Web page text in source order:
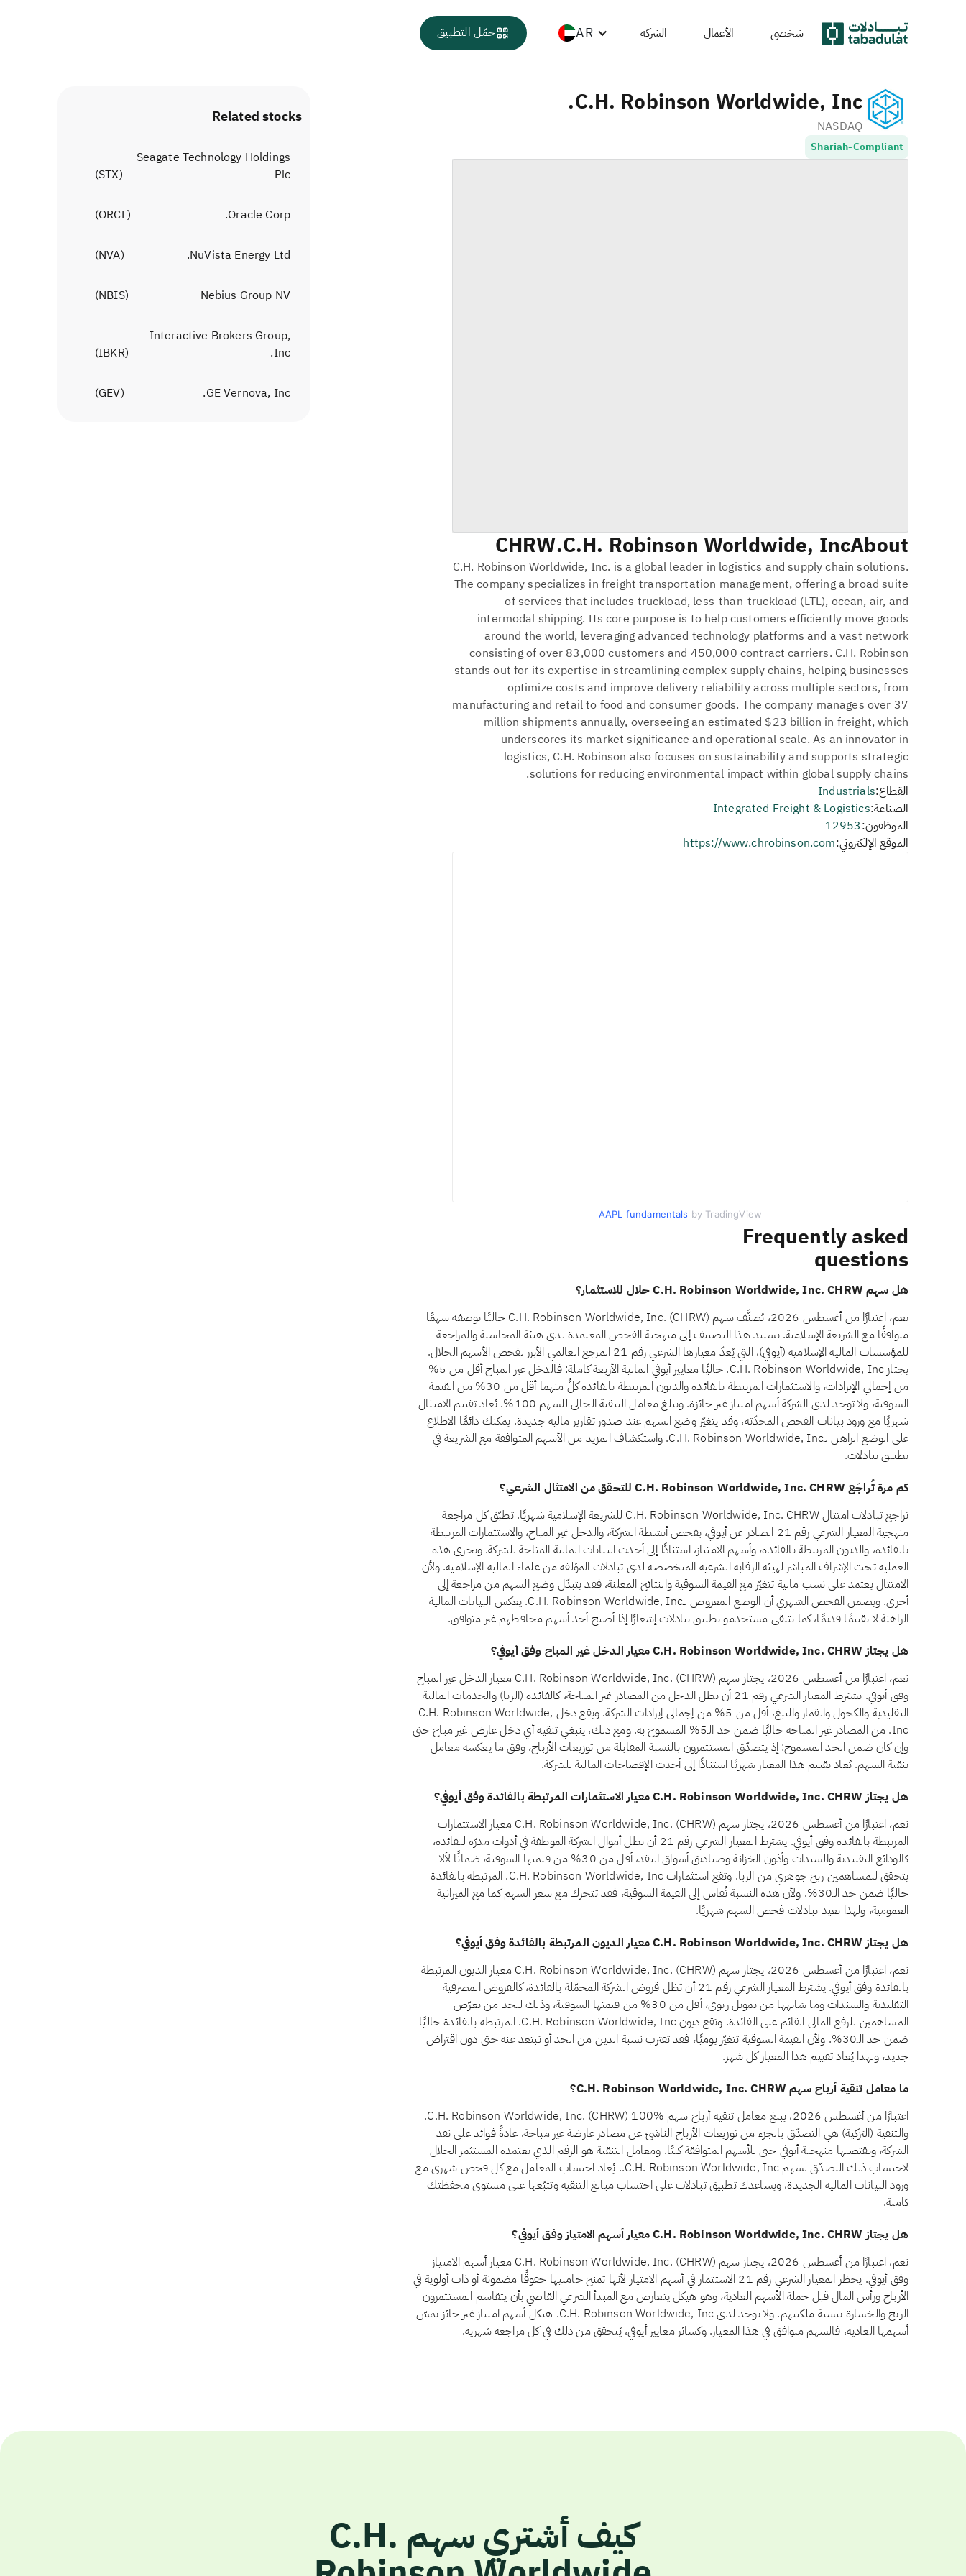
شخصي الأعمال الشركة AR حمّل التطبيق
C.H. Robinson Worldwide, Inc.
NASDAQ
Shariah-Compliant
About
C.H. Robinson Worldwide, Inc.
CHRW
C.H. Robinson Worldwide, Inc. is a global leader in logistics and supply chain solutions.
The company specializes in freight transportation management, offering a broad suite
of services that includes truckload, less-than-truckload (LTL), ocean, air, and
intermodal shipping. Its core purpose is to help customers efficiently move goods
around the world, leveraging advanced technology platforms and a vast network
consisting of over 83,000 customers and 450,000 contract carriers. C.H. Robinson
stands out for its expertise in streamlining complex supply chains, helping businesses
optimize costs and improve delivery reliability across multiple sectors, from
manufacturing and retail to food and consumer goods. The company manages over 37
million shipments annually, overseeing an estimated $23 billion in freight, which
underscores its market significance and operational scale. As an innovator in
logistics, C.H. Robinson also focuses on sustainability and supports strategic
solutions for reducing environmental impact within global supply chains.
القطاع:Industrials
الصناعة:Integrated Freight & Logistics
الموظفون:12953
الموقع الإلكتروني:https://www.chrobinson.com
AAPL fundamentals by TradingView
Frequently asked
questions
هل سهم C.H. Robinson Worldwide, Inc. CHRW حلال للاستثمار؟
نعم، اعتبارًا من أغسطس 2026، يُصنَّف سهم C.H. Robinson Worldwide, Inc. (CHRW) حاليًا بوصفه سهمًا
متوافقًا مع الشريعة الإسلامية. يستند هذا التصنيف إلى منهجية الفحص المعتمدة لدى هيئة المحاسبة والمراجعة
للمؤسسات المالية الإسلامية (أيوفي)، التي يُعدّ معيارها الشرعي رقم 21 المرجع العالمي الأبرز لفحص الأسهم الحلال.
يجتاز C.H. Robinson Worldwide, Inc. حاليًا معايير أيوفي المالية الأربعة كاملة: فالدخل غير المباح أقل من 5%
من إجمالي الإيرادات، والاستثمارات المرتبطة بالفائدة والديون المرتبطة بالفائدة كلٌّ منهما أقل من 30% من القيمة
السوقية، ولا توجد لدى الشركة أسهم امتياز غير جائزة. ويبلغ معامل التنقية الحالي للسهم 100%. يُعاد تقييم الامتثال
شهريًا مع ورود بيانات الفحص المحدّثة، وقد يتغيّر وضع السهم عند صدور تقارير مالية جديدة. يمكنك دائمًا الاطلاع
على الوضع الراهن لـC.H. Robinson Worldwide, Inc. واستكشاف المزيد من الأسهم المتوافقة مع الشريعة في
تطبيق تبادلات.
كم مرة تُراجَع C.H. Robinson Worldwide, Inc. CHRW للتحقق من الامتثال الشرعي؟
تراجع تبادلات امتثال C.H. Robinson Worldwide, Inc. CHRW للشريعة الإسلامية شهريًا. تطبّق كل مراجعة
منهجية المعيار الشرعي رقم 21 الصادر عن أيوفي، بفحص أنشطة الشركة، والدخل غير المباح، والاستثمارات المرتبطة
بالفائدة، والديون المرتبطة بالفائدة، وأسهم الامتياز، استنادًا إلى أحدث البيانات المالية المتاحة للشركة. وتجري هذه
العملية تحت الإشراف المباشر لهيئة الرقابة الشرعية المتخصصة لدى تبادلات المؤلفة من علماء المالية الإسلامية. ولأن
الامتثال يعتمد على نسب مالية تتغيّر مع القيمة السوقية والنتائج المعلنة، فقد يتبدّل وضع السهم من مراجعة إلى
أخرى. ويضمن الفحص الشهري أن الوضع المعروض لـC.H. Robinson Worldwide, Inc. يعكس البيانات المالية
الراهنة لا تقييمًا قديمًا، كما يتلقى مستخدمو تطبيق تبادلات إشعارًا إذا أصبح أحد أسهم محافظهم غير متوافق.
هل يجتاز C.H. Robinson Worldwide, Inc. CHRW معيار الدخل غير المباح وفق أيوفي؟
نعم، اعتبارًا من أغسطس 2026، يجتاز سهم C.H. Robinson Worldwide, Inc. (CHRW) معيار الدخل غير المباح
وفق أيوفي. يشترط المعيار الشرعي رقم 21 أن يظل الدخل من المصادر غير المباحة، كالفائدة (الربا) والخدمات المالية
التقليدية والكحول والقمار والتبغ، أقل من 5% من إجمالي إيرادات الشركة. ويقع دخل C.H. Robinson Worldwide,
Inc. من المصادر غير المباحة حاليًا ضمن حد الـ5% المسموح به. ومع ذلك، ينبغي تنقية أي دخل عارض غير مباح حتى
وإن كان ضمن الحد المسموح: إذ يتصدّق المستثمرون بالنسبة المقابلة من توزيعات الأرباح، وفق ما يعكسه معامل
تنقية السهم. يُعاد تقييم هذا المعيار شهريًا استنادًا إلى أحدث الإفصاحات المالية للشركة.
هل يجتاز C.H. Robinson Worldwide, Inc. CHRW معيار الاستثمارات المرتبطة بالفائدة وفق أيوفي؟
نعم، اعتبارًا من أغسطس 2026، يجتاز سهم C.H. Robinson Worldwide, Inc. (CHRW) معيار الاستثمارات
المرتبطة بالفائدة وفق أيوفي. يشترط المعيار الشرعي رقم 21 أن تظل أموال الشركة الموظفة في أدوات مدرّة للفائدة،
كالودائع التقليدية والسندات وأذون الخزانة وصناديق أسواق النقد، أقل من 30% من قيمتها السوقية، ضمانًا لألا
يتحقق للمساهمين ربح جوهري من الربا. وتقع استثمارات C.H. Robinson Worldwide, Inc. المرتبطة بالفائدة
حاليًا ضمن حد الـ30%. ولأن هذه النسبة تُقاس إلى القيمة السوقية، فقد تتحرك مع سعر السهم كما مع الميزانية
العمومية، ولهذا تعيد تبادلات فحص السهم شهريًا.
هل يجتاز C.H. Robinson Worldwide, Inc. CHRW معيار الديون المرتبطة بالفائدة وفق أيوفي؟
نعم، اعتبارًا من أغسطس 2026، يجتاز سهم C.H. Robinson Worldwide, Inc. (CHRW) معيار الديون المرتبطة
بالفائدة وفق أيوفي. يشترط المعيار الشرعي رقم 21 أن تظل قروض الشركة المحمّلة بالفائدة، كالقروض المصرفية
التقليدية والسندات وما شابهها من تمويل ربوي، أقل من 30% من قيمتها السوقية، وذلك للحد من تعرّض
المساهمين للرفع المالي القائم على الفائدة. وتقع ديون C.H. Robinson Worldwide, Inc. المرتبطة بالفائدة حاليًا
ضمن حد الـ30%. ولأن القيمة السوقية تتغيّر يوميًا، فقد تقترب نسبة الدين من الحد أو تبتعد عنه حتى دون اقتراض
جديد، ولهذا يُعاد تقييم هذا المعيار كل شهر.
ما معامل تنقية أرباح سهم C.H. Robinson Worldwide, Inc. CHRW؟
اعتبارًا من أغسطس 2026، يبلغ معامل تنقية أرباح سهم C.H. Robinson Worldwide, Inc. (CHRW) 100%.
والتنقية (التزكية) هي التصدّق بالجزء من توزيعات الأرباح الناشئ عن مصادر عارضة غير مباحة، عادةً فوائد على نقد
الشركة، وتقتضيها منهجية أيوفي حتى للأسهم المتوافقة كليًا. ومعامل التنقية هو الرقم الذي يعتمده المستثمر الحلال
لاحتساب ذلك التصدّق لسهم C.H. Robinson Worldwide, Inc.. يُعاد احتساب المعامل مع كل فحص شهري مع
ورود البيانات المالية الجديدة، ويساعدك تطبيق تبادلات على احتساب مبالغ التنقية وتتبّعها على مستوى محفظتك
كاملة.
هل يجتاز C.H. Robinson Worldwide, Inc. CHRW معيار أسهم الامتياز وفق أيوفي؟
نعم، اعتبارًا من أغسطس 2026، يجتاز سهم C.H. Robinson Worldwide, Inc. (CHRW) معيار أسهم الامتياز
وفق أيوفي. يحظر المعيار الشرعي رقم 21 الاستثمار في أسهم الامتياز لأنها تمنح حامليها حقوقًا مضمونة أو ذات أولوية في
الأرباح ورأس المال قبل حملة الأسهم العادية، وهو هيكل يتعارض مع المبدأ الشرعي القاضي بأن يتقاسم المستثمرون
الربح والخسارة بنسبة ملكيتهم. ولا يوجد لدى C.H. Robinson Worldwide, Inc. هيكل أسهم امتياز غير جائز يمسّ
أسهمها العادية، فالسهم متوافق في هذا المعيار. وكسائر معايير أيوفي، يُتحقق من ذلك في كل مراجعة شهرية.
Related stocks
Seagate Technology Holdings
Plc
(
STX
)
Oracle Corp.
(
ORCL
)
NuVista Energy Ltd.
(
NVA
)
Nebius Group NV
(
NBIS
)
Interactive Brokers Group,
Inc.
(
IBKR
)
GE Vernova, Inc.
(
GEV
)
كيف أشتري سهم C.H.